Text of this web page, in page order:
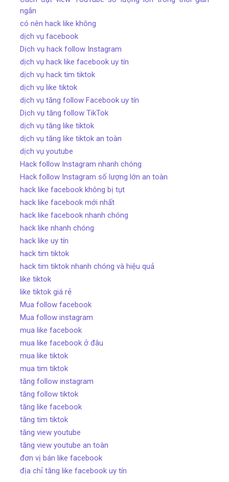
ngắn
có nên hack like không
dịch vụ facebook
Dịch vụ hack follow Instagram
dịch vụ hack like facebook uy tín
dịch vụ hack tim tiktok
dịch vụ like tiktok
dịch vụ tăng follow Facebook uy tín
Dịch vụ tăng follow TikTok
dịch vụ tăng like tiktok
dịch vụ tăng like tiktok an toàn
dịch vụ youtube
Hack follow Instagram nhanh chóng
Hack follow Instagram số lượng lớn an toàn
hack like facebook không bị tụt
hack like facebook mới nhất
hack like facebook nhanh chóng
hack like nhanh chóng
hack like uy tín
hack tim tiktok
hack tim tiktok nhanh chóng và hiệu quả
like tiktok
like tiktok giá rẻ
Mua follow facebook
Mua follow instagram
mua like facebook
mua like facebook ở đâu
mua like tiktok
mua tim tiktok
tăng follow instagram
tăng follow tiktok
tăng like facebook
tăng tim tiktok
tăng view youtube
tăng view youtube an toàn
đơn vị bán like facebook
địa chỉ tăng like facebook uy tín